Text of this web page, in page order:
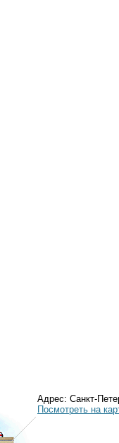
Адрес: Санкт-
Посмотреть на